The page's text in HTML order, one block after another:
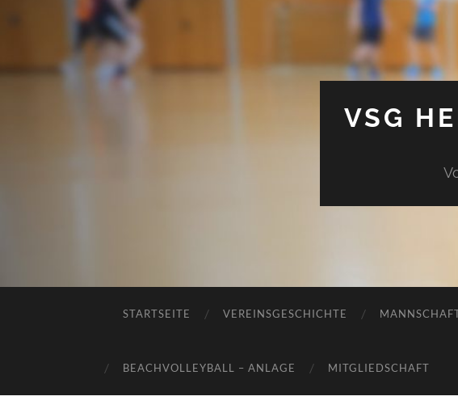
VSG
STARTSEITE VEREINSGESCHICHTE
BEACHVOLLEYBALL – ANLAGE MITGLIEDSCHAFT